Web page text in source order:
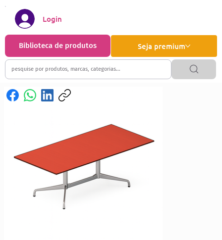
Seja premium
Biblioteca de produtos
Login